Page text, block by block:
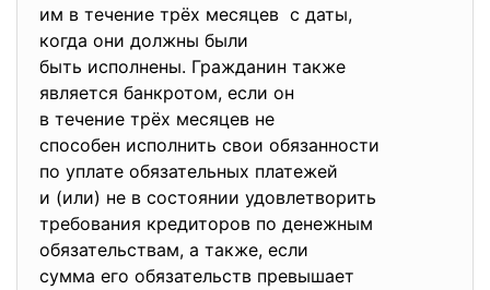
им в течение трёх месяцев с даты,
когда они должны были
быть исполнены. Гражданин также
является банкротом, если он
в течение трёх месяцев не
способен исполнить свои обязанности
по уплате обязательных платежей
и (или) не в состоянии удовлетворить
требования кредиторов по денежным
обязательствам, а также, если
сумма его обязательств превышает